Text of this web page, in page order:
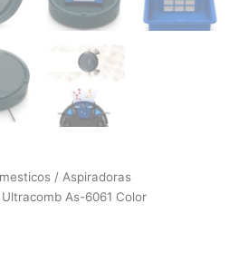
/ Aspiradoras
As-6061 Color